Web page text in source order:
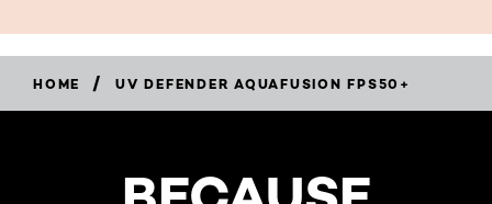
HOME / UV DEFENDER AQUAFUSION FPS50+